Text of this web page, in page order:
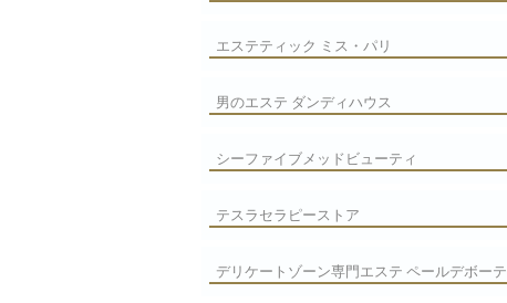
エステティック ミス・パリ
男のエステ ダンディハウス
シーファイブメッドビューティ
テスラセラピーストア
デリケートゾーン専門エステ ペールデボーテ